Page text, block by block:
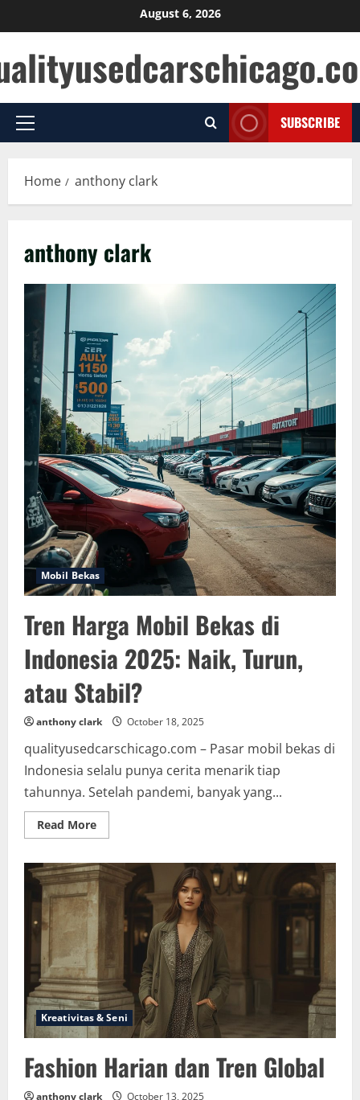
to
content
August 6, 2026
Primary
SUBSCRIBE
Home anthony clark
anthony clark
Mobil Bekas
Tren Harga Mobil Bekas di
Indonesia 2025: Naik, Turun,
atau Stabil?
anthony clark October 18, 2025
qualityusedcarschicago.com – Pasar mobil bekas di
Indonesia selalu punya cerita menarik tiap
tahunnya. Setelah pandemi, banyak yang...
Read MoreRead
more
Harga
Mobil
Bekas
di
Indonesia
2025:
Naik,
Turun,
atau
Stabil?
Kreativitas & Seni
Fashion Harian dan Tren Global
anthony clark October 13, 2025